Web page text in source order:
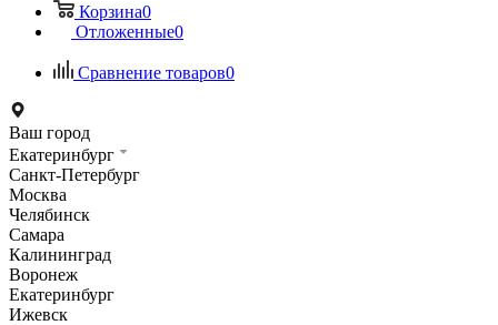
Корзина0
Отложенные0
Сравнение товаров0
Ваш город
Екатеринбург
Санкт-Петербург
Москва
Челябинск
Самара
Калининград
Воронеж
Екатеринбург
Ижевск